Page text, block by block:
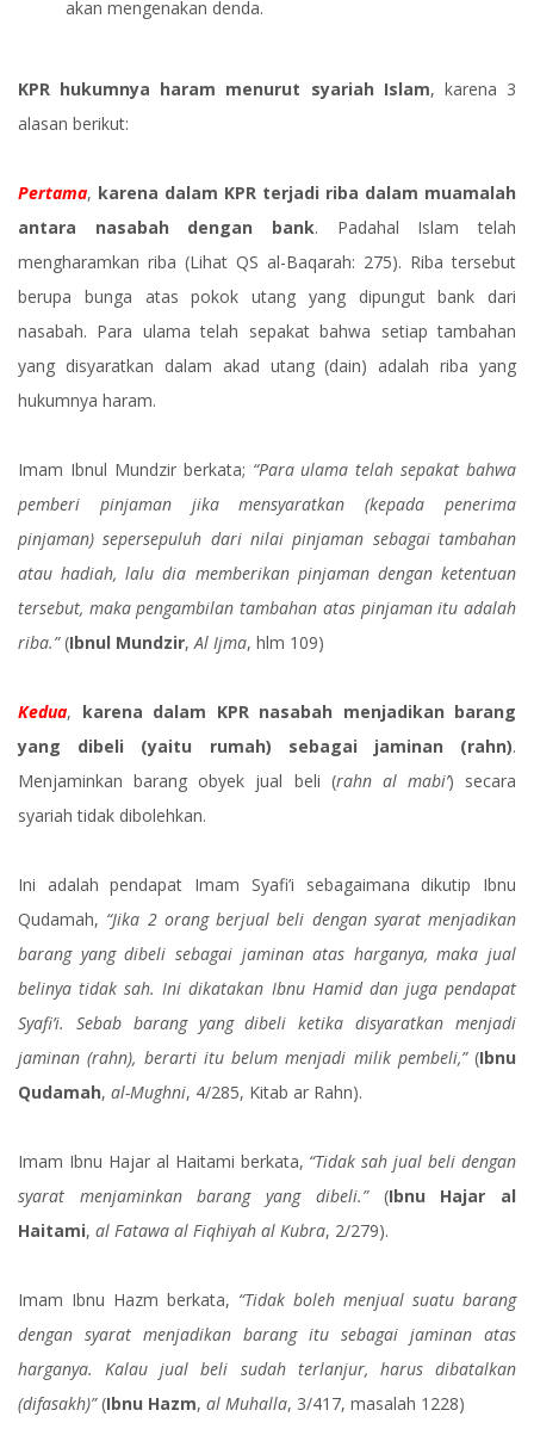
akan mengenakan denda.
KPR hukumnya haram menurut syariah Islam, karena 3
alasan berikut:
Pertama, karena dalam KPR terjadi riba dalam muamalah
antara nasabah dengan bank. Padahal Islam telah
mengharamkan riba (Lihat QS al-Baqarah: 275). Riba tersebut
berupa bunga atas pokok utang yang dipungut bank dari
nasabah. Para ulama telah sepakat bahwa setiap tambahan
yang disyaratkan dalam akad utang (dain) adalah riba yang
hukumnya haram.
Imam Ibnul Mundzir berkata; “Para ulama telah sepakat bahwa
pemberi pinjaman jika mensyaratkan (kepada penerima
pinjaman) sepersepuluh dari nilai pinjaman sebagai tambahan
atau hadiah, lalu dia memberikan pinjaman dengan ketentuan
tersebut, maka pengambilan tambahan atas pinjaman itu adalah
riba.”(Ibnul Mundzir,Al Ijma, hlm 109)
Kedua, karena dalam KPR nasabah menjadikan barang
yang dibeli (yaitu rumah) sebagai jaminan (rahn).
Menjaminkan barang obyek jual beli (rahn al mabi’) secara
syariah tidak dibolehkan.
Ini adalah pendapat Imam Syafi’i sebagaimana dikutip Ibnu
Qudamah, “Jika 2 orang berjual beli dengan syarat menjadikan
barang yang dibeli sebagai jaminan atas harganya, maka jual
belinya tidak sah. Ini dikatakan Ibnu Hamid dan juga pendapat
Syafi’i. Sebab barang yang dibeli ketika disyaratkan menjadi
jaminan (rahn), berarti itu belum menjadi milik pembeli,”(Ibnu
Qudamah, al-Mughni, 4/285, Kitab ar Rahn).
Imam Ibnu Hajar al Haitami berkata, “Tidak sah jual beli dengan
syarat menjaminkan barang yang dibeli.”(Ibnu Hajar al
Haitami, al Fatawa al Fiqhiyah al Kubra, 2/279).
Imam Ibnu Hazm berkata, “Tidak boleh menjual suatu barang
dengan syarat menjadikan barang itu sebagai jaminan atas
harganya. Kalau jual beli sudah terlanjur, harus dibatalkan
(difasakh)”(Ibnu Hazm, al Muhalla, 3/417, masalah 1228)